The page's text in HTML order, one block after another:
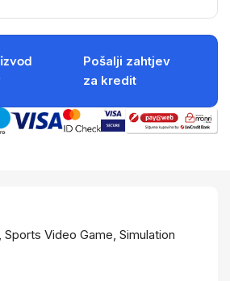
Pošalji zahtjev
za kredit
Video Game, Simulation